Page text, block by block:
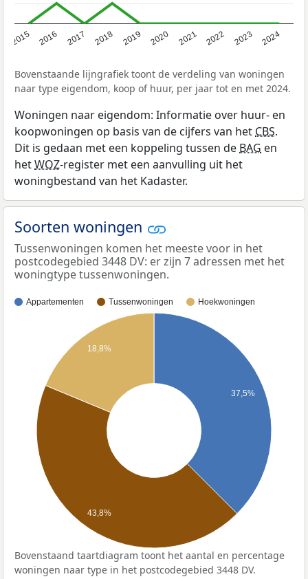
2015 2016 2017 2018 2019 2020 2021 2022 2023 2024
Bovenstaande lijngrafiek toont de verdeling van woningen
naar type eigendom, koop of huur, per jaar tot en met 2024.
Woningen naar eigendom: Informatie over huur- en
koopwoningen op basis van de cijfers van hetCBS.
Dit is gedaan met een koppeling tussen deBAG en
hetWOZ-register met een aanvulling uit het
woningbestand van het Kadaster.
Soorten woningen
Tussenwoningen komen het meeste voor in het
postcodegebied 3448 DV: er zijn 7 adressen met het
woningtype tussenwoningen.
Appartementen Tussenwoningen Hoekwoningen
37,5%
18,8%
43,8%
Bovenstaand taartdiagram toont het aantal en percentage
woningen naar type in het postcodegebied 3448 DV.